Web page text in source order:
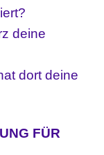
deine
dort deine
FÜR